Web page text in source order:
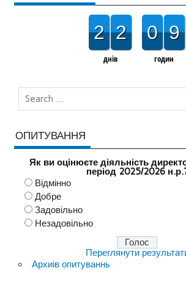
2 2
днів
0 9
годин
ОПИТУВАННЯ
Як ви оцінюєте діяльність
період 2025/2026
Відмінно
Добре
Задовільно
Незадовільно
Переглянути
Архиів опитуваннь